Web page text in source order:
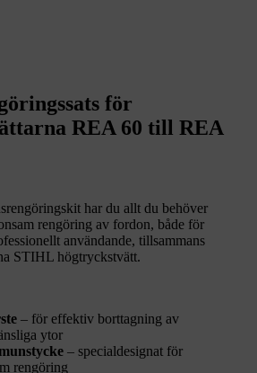
för
REA 60 till REA
har du allt du behöver
rengöring av fordon, både för
användande, tillsammans
STIHL högtryckstvätt.
– för effektiv borttagning av
ytor
– specialdesignat för
rengöring